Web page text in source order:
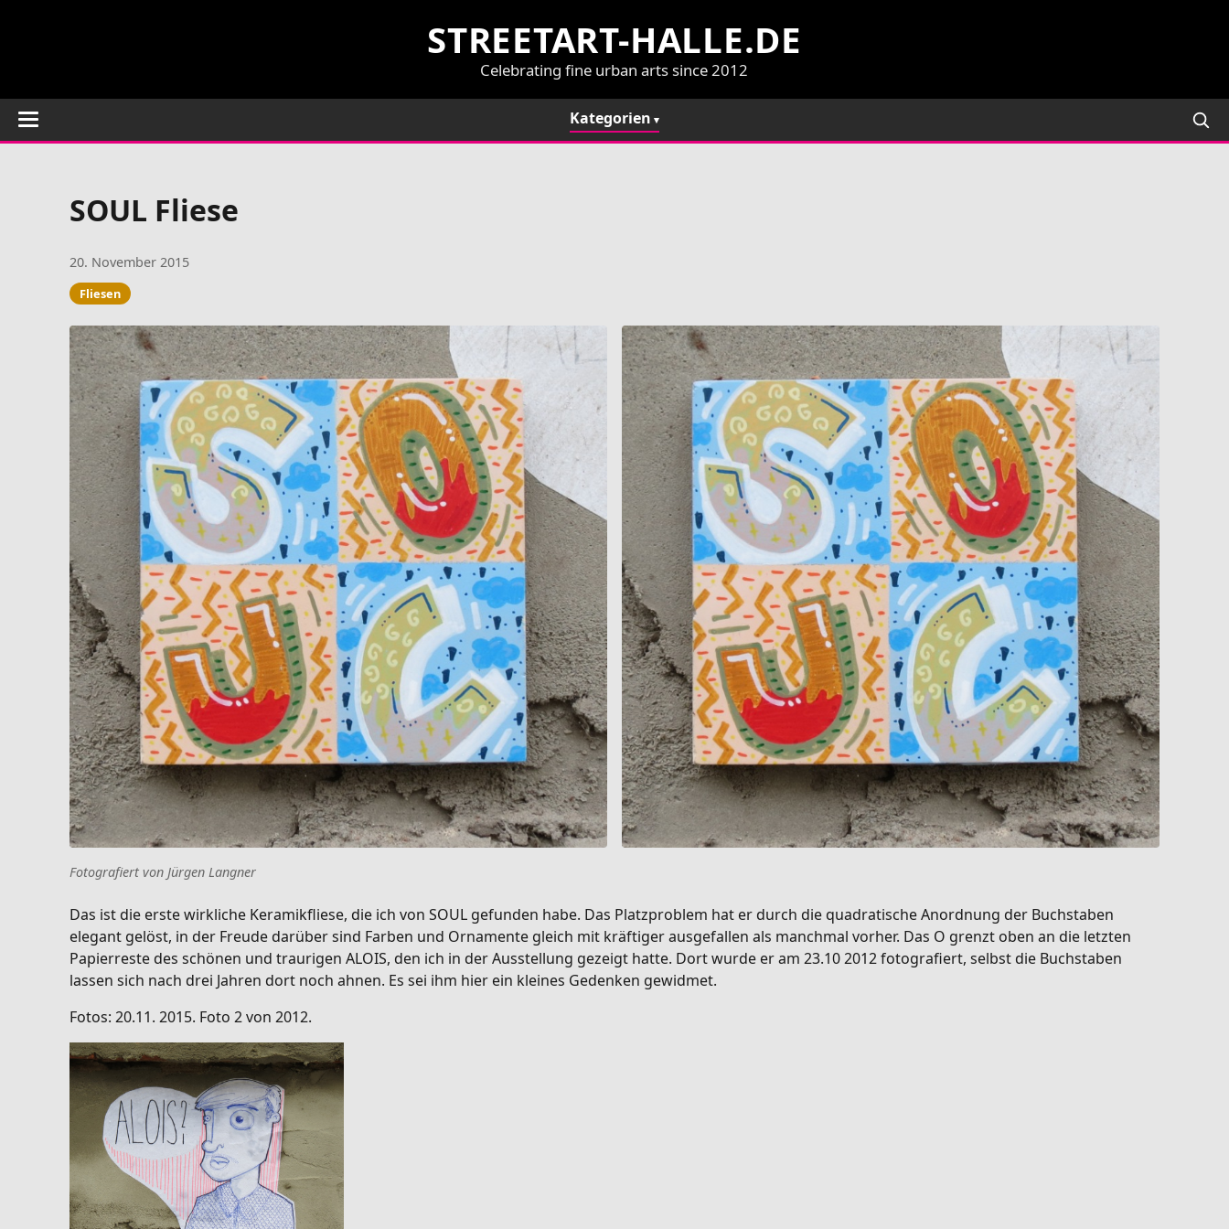
STREETART-HALLE.DE
Celebrating fine urban arts since 2012
Kategorien
SOUL Fliese
20. November 2015
Fliesen
Fotografiert von Jürgen Langner
Das ist die erste wirkliche Keramikfliese, die ich von SOUL gefunden habe. Das Platzproblem hat er durch die quadratische Anordnung der Buchstaben
elegant gelöst, in der Freude darüber sind Farben und Ornamente gleich mit kräftiger ausgefallen als manchmal vorher. Das O grenzt oben an die letzten
Papierreste des schönen und traurigen ALOIS, den ich in der Ausstellung gezeigt hatte. Dort wurde er am 23.10 2012 fotografiert, selbst die Buchstaben
lassen sich nach drei Jahren dort noch ahnen. Es sei ihm hier ein kleines Gedenken gewidmet.
Fotos: 20.11. 2015. Foto 2 von 2012.